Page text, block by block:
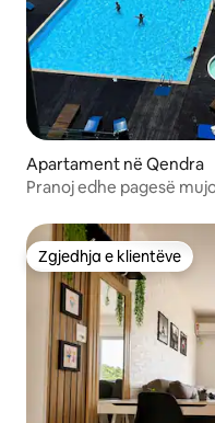
Apartament në Qendra
Pranoj edhe pagesë
Zgjedhja e klientëve
Zgjedhja e klientëve